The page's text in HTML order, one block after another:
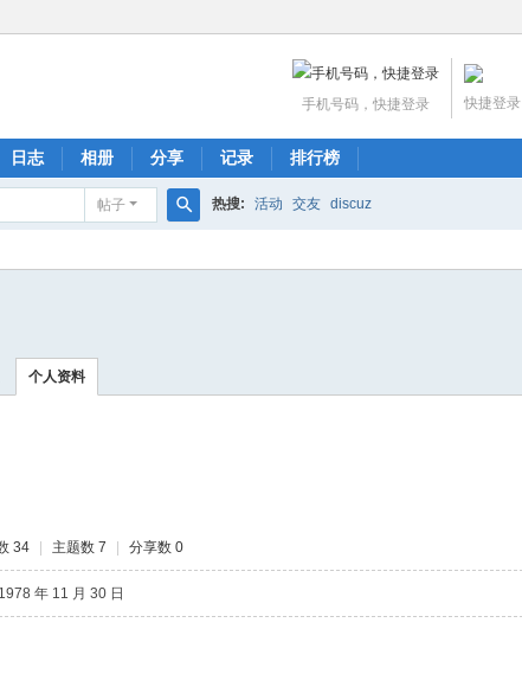
快捷登录
手机号码，快捷登录
日志 相册 分享 记录 排行榜
帖子
索
热搜: 活动 交友 discuz
个人资料
34 主题数 7 分享数 0
1978 年 11 月 30 日